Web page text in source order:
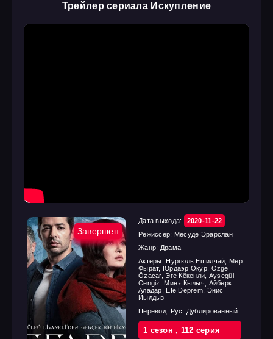
Трейлер сериала Искупление
Завершен
Дата выхода:
2020-11-22
Режиссер: Месуде Эрарслан
Жанр: Драма
Актеры: Нургюль Ешилчай, Мерт
Фырат, Юрдаэр Окур, Özge
Özacar, Эге Кёкенли, Aysegül
Cengiz, Минэ Кылыч, Айберк
Аладар, Efe Deprem, Энис
Йылдыз
Перевод: Рус. Дублированный
1 cезон, 112 cерия